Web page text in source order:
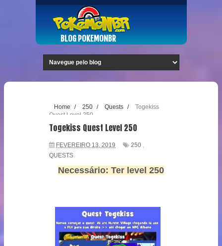
BLOG POKEMONBR
Home / 250 / Quests /
Togekiss
Quest Level 250
Togekiss Quest Level 250
FEVEREIRO 13, 2019 250 ,
QUESTS
Necessário: Ter level 250